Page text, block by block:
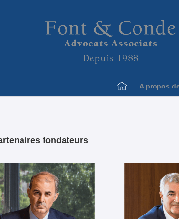
A propos
fondateurs